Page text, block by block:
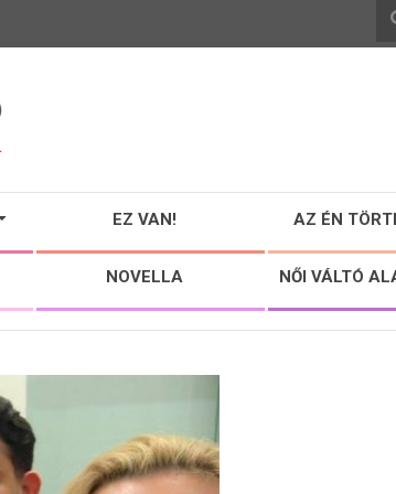
EZ VAN! AZ ÉN
NOVELLA NŐI VÁLTÓ